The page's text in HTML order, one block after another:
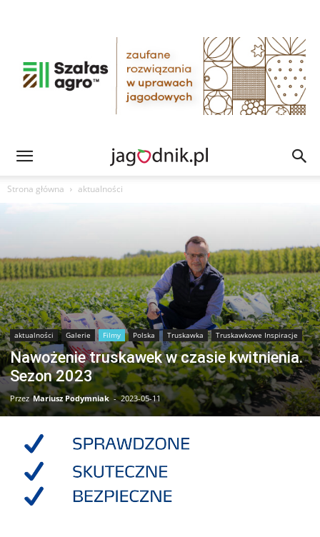
Strona główna aktualności
aktualności Galerie Filmy Polska Truskawka Truskawkowe Inspiracje
Nawożenie truskawek w czasie kwitnienia.
Sezon 2023
Przez Mariusz Podymniak - 2023-05-11